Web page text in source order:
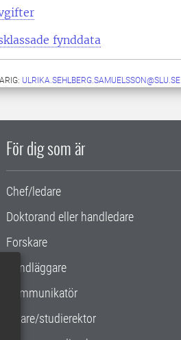
fynddata
ULRIKA.SEHLBERG.SAMUELSSON@SLU.SE
För dig som är
Chef/ledare
Doktorand eller handledare
Forskare
Handläggare
Kommunikatör
Lärare/studierektor